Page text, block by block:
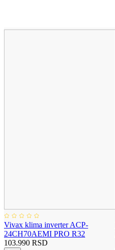
Vivax klima inverter ACP-
24CH70AEMI PRO R32
103.990 RSD